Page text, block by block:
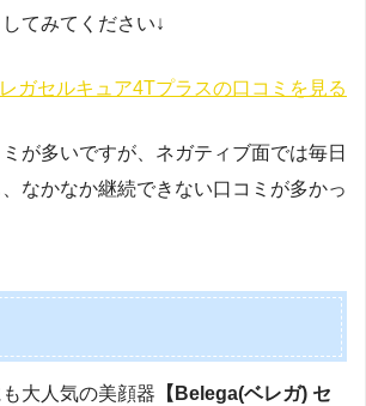
てみてください↓
ガセルキュア4Tプラスの口コミを見る
が多いですが、ネガティブ面では毎日
なかなか継続できない口コミが多かっ
大人気の美顔器 【Belega(ベレガ) セ